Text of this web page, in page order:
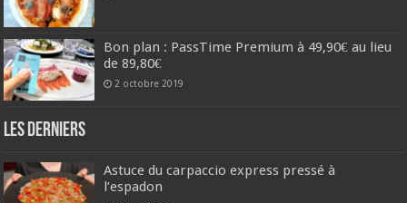
Bon plan : PassTime Premium à 49,90€ au lieu
de 89,80€
2 octobre 2019
Les derniers
Astuce du carpaccio express pressé à
l’espadon